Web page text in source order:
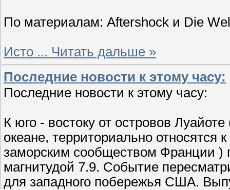
По материалам: Aftershock и Die
Исто ... Читать дальше »
Последние новости к этому часу:
Последние новости к этому часу:
К юго - востоку от островов
океане, территориально относятся
заморским сообществом Франции )
магнитудой 7.9. Событие
для западного побережья США.